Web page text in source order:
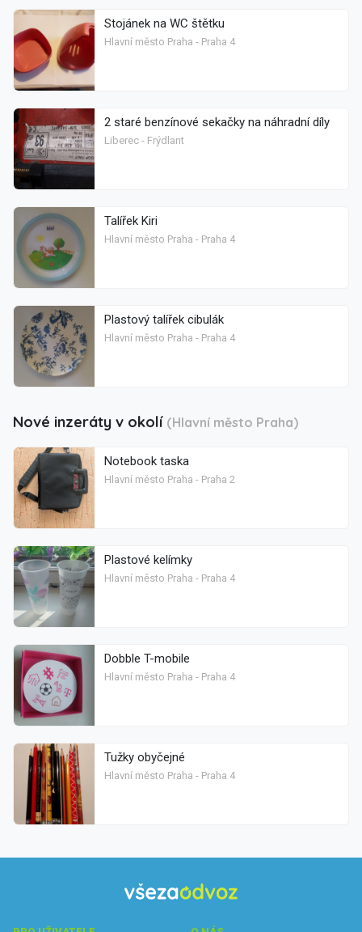
Stojánek na WC štětku
Hlavní město Praha - Praha 4
2 staré benzínové sekačky na náhradní díly
Liberec - Frýdlant
Talířek Kiri
Hlavní město Praha - Praha 4
Plastový talířek cibulák
Hlavní město Praha - Praha 4
Nové inzeráty v okolí (Hlavní město Praha)
Notebook taska
Hlavní město Praha - Praha 2
Plastové kelímky
Hlavní město Praha - Praha 4
Dobble T-mobile
Hlavní město Praha - Praha 4
Tužky obyčejné
Hlavní město Praha - Praha 4